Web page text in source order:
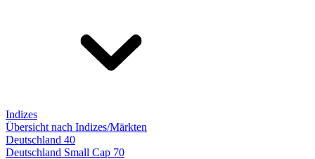
Indizes
Übersicht nach Indizes/Märkten
Deutschland 40
Deutschland Small Cap 70